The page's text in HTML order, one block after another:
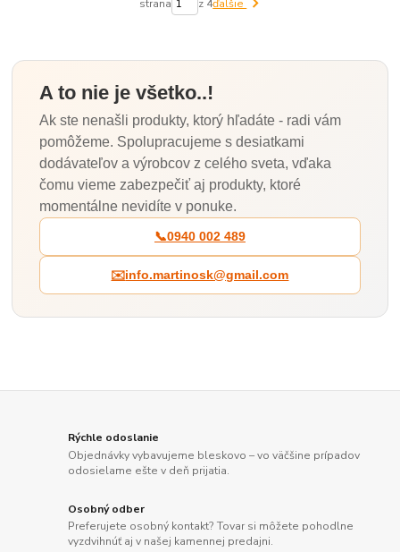
strana z 4ďalšie
A to nie je všetko..!
Ak ste nenašli produkty, ktorý hľadáte - radi vám
pomôžeme. Spolupracujeme s desiatkami
dodávateľov a výrobcov z celého sveta, vďaka
čomu vieme zabezpečiť aj produkty, ktoré
momentálne nevidíte v ponuke.
📞0940 002 489
✉️info.martinosk@gmail.com
Rýchle odoslanie
Objednávky vybavujeme bleskovo – vo väčšine prípadov
odosielame ešte v deň prijatia.
Osobný odber
Preferujete osobný kontakt? Tovar si môžete pohodlne
vyzdvihnúť aj v našej kamennej predajni.